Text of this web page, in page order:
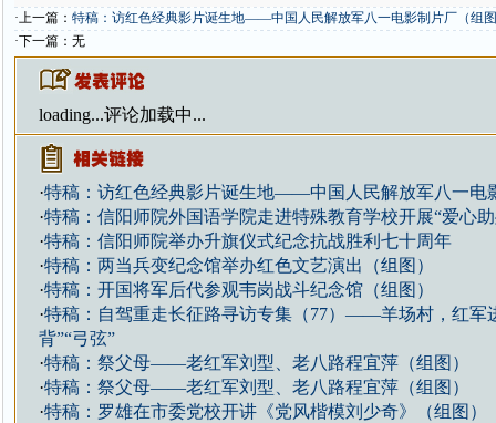
·上一篇： 特稿：访红色经典影片诞生地——中国人民解放军八一电影制片厂（组
·下一篇：无
loading...评论加载中...
·特稿：访红色经典影片诞生地——中国人民解放军八一电
·特稿：信阳师院外国语学院走进特殊教育学校开展“爱心
·特稿：信阳师院举办升旗仪式纪念抗战胜利七十周年
·特稿：两当兵变纪念馆举办红色文艺演出（组图）
·特稿：开国将军后代参观韦岗战斗纪念馆（组图）
·特稿：自驾重走长征路寻访专集（77）——羊场村，红军
背”“弓弦”
·特稿：祭父母——老红军刘型、老八路程宜萍（组图）
·特稿：祭父母——老红军刘型、老八路程宜萍（组图）
·特稿：罗雄在市委党校开讲《党风楷模刘少奇》（组图）